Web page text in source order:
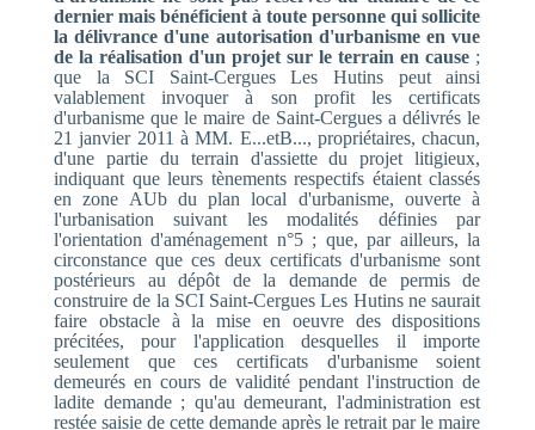
dernier mais bénéficient à toute personne qui sollicite
la délivrance d'une autorisation d'urbanisme en vue
de la réalisation d'un projet sur le terrain en cause ;
que la SCI Saint-Cergues Les Hutins peut ainsi
valablement invoquer à son profit les certificats
d'urbanisme que le maire de Saint-Cergues a délivrés le
21 janvier 2011 à MM. E...etB..., propriétaires, chacun,
d'une partie du terrain d'assiette du projet litigieux,
indiquant que leurs tènements respectifs étaient classés
en zone AUb du plan local d'urbanisme, ouverte à
l'urbanisation suivant les modalités définies par
l'orientation d'aménagement n°5 ; que, par ailleurs, la
circonstance que ces deux certificats d'urbanisme sont
postérieurs au dépôt de la demande de permis de
construire de la SCI Saint-Cergues Les Hutins ne saurait
faire obstacle à la mise en oeuvre des dispositions
précitées, pour l'application desquelles il importe
seulement que ces certificats d'urbanisme soient
demeurés en cours de validité pendant l'instruction de
ladite demande ; qu'au demeurant, l'administration est
restée saisie de cette demande après le retrait par le maire